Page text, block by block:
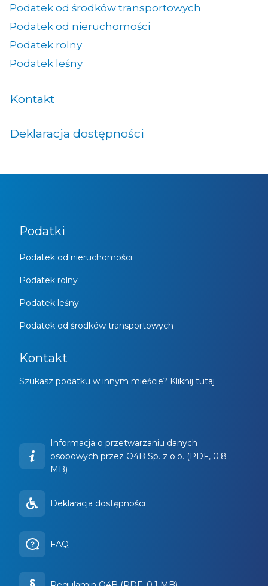
Podatek od środków transportowych
Podatek od nieruchomości
Podatek rolny
Podatek leśny
Kontakt
Deklaracja dostępności
Podatki
Podatek od nieruchomości
Podatek rolny
Podatek leśny
Podatek od środków transportowych
Kontakt
Szukasz podatku w innym mieście? Kliknij tutaj
Informacja o przetwarzaniu danych
osobowych przez O4B Sp. z o.o. (PDF, 0.8
MB)
Deklaracja dostępności
FAQ